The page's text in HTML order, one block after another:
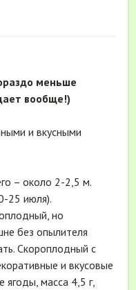
меньше
вообще!)
и вкусными
– около 2-2,5 м.
25 июля).
но
без опылителя
Скороплодный с
и вкусовые
ягоды, масса 4,5 г,